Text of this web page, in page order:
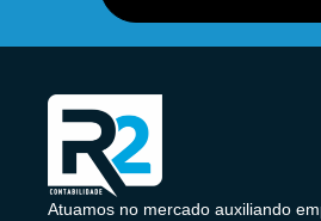
Atuamos no mercado auxiliando